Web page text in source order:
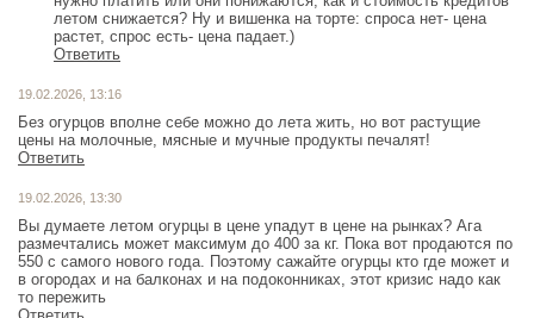
летом снижается? Ну и вишенка на торте: спроса нет- цена
растет, спрос есть- цена падает.)
Ответить
19.02.2026, 13:16
Без огурцов вполне себе можно до лета жить, но вот растущие
цены на молочные, мясные и мучные продукты печалят!
Ответить
19.02.2026, 13:30
Вы думаете летом огурцы в цене упадут в цене на рынках? Ага
размечтались может максимум до 400 за кг. Пока вот продаются по
550 с самого нового года. Поэтому сажайте огурцы кто где может и
в огородах и на балконах и на подоконниках, этот кризис надо как
то пережить